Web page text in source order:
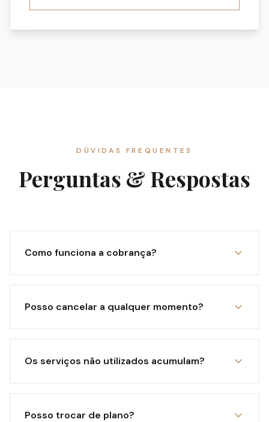
DÚVIDAS FREQUENTES
Perguntas & Respostas
Como funciona a cobrança?
Posso cancelar a qualquer momento?
Os serviços não utilizados acumulam?
Posso trocar de plano?